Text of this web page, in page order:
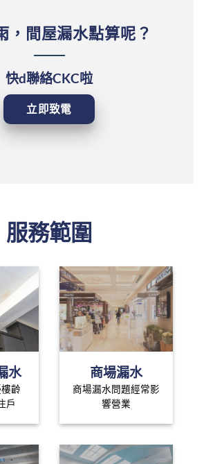
，間屋漏水點算呢？
快d聯絡CKC啦
立即致電
服務範圍
水
齡
戶
商場漏水
商場漏水問題經常影
響營業